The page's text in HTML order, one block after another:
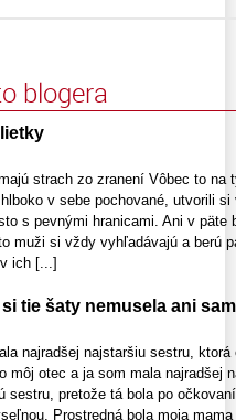
blogera
strach zo zranení Vôbec to na
v sebe pochované, utvorili
s pevnými hranicami. Ani v päte
muži si vždy vyhľadávajú a berú
ich [...]
tie šaty nemusela ani
najradšej najstaršiu sestru,
môj otec a ja som mala najradšej
sestru, pretože tá bola po
Prostredná bola moja